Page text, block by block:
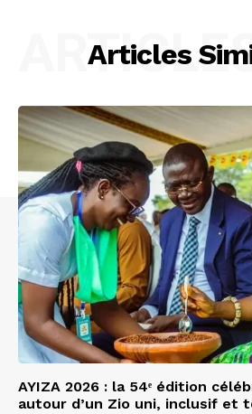
Articles
AYIZA 2026 : la 54ᵉ édition
autour d’un Zio uni, inclusif et